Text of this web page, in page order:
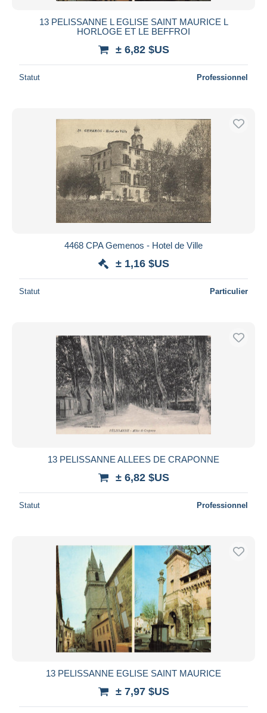
13 PELISSANNE L EGLISE SAINT MAURICE L
HORLOGE ET LE BEFFROI
± 6,82 $US
Statut Professionnel
4468 CPA Gemenos - Hotel de Ville
± 1,16 $US
Statut Particulier
13 PELISSANNE ALLEES DE CRAPONNE
± 6,82 $US
Statut Professionnel
13 PELISSANNE EGLISE SAINT MAURICE
± 7,97 $US